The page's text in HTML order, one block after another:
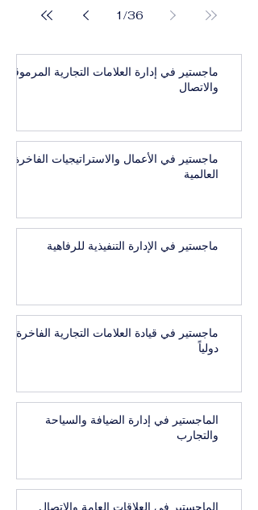
1 /36
ماجستير في إدارة العلامات التجارية المرموقة
والاتصال
ماجستير في الأعمال والاستراتيجيات الفاخرة
العالمية
ماجستير في الإدارة التنفيذية للرفاهية
ماجستير في قيادة العلامات التجارية الفاخرة
دولياً
الماجستير في إدارة الضيافة والسياحة
والتجارب
الماجستير في العلاقات العامة والاتصال